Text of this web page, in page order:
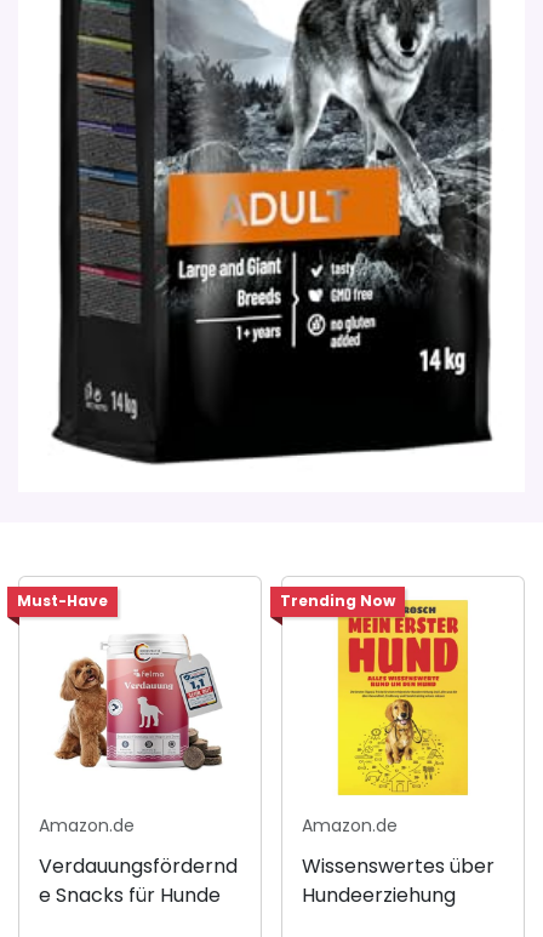
Must-Have
Amazon.de
Verdauungsfördernd
e Snacks für Hunde
Trending Now
Amazon.de
Wissenswertes über
Hundeerziehung